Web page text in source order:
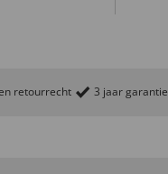
retourrecht 3 jaar garantie